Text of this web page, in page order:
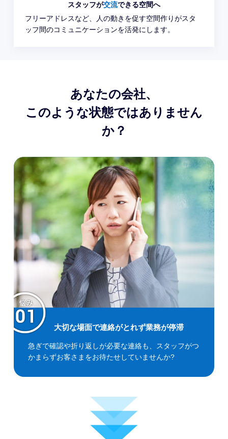
スタッフが交流できる空間へ
フリーアドレスなど、人の動きを促す空間作りがスタ
ッフ間のコミュニケーションを活発にします。
あなたの会社、
このような状態ではありません
か？
大切な場面で連絡がとれず業務が停滞
急ぎで確認や折り返しが必要な連絡も、スタッフがつ
かまらずお客さまをお待たせしていませんか?